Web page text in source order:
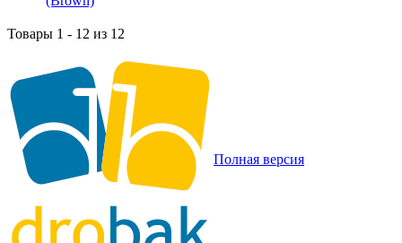
Товары 1 - 12 из 12
Полная версия